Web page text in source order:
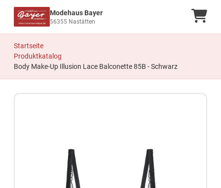
Modehaus Bayer
56355 Nastätten
Startseite
Produktkatalog
Body Make-Up Illusion Lace Balconette 85B - Schwarz